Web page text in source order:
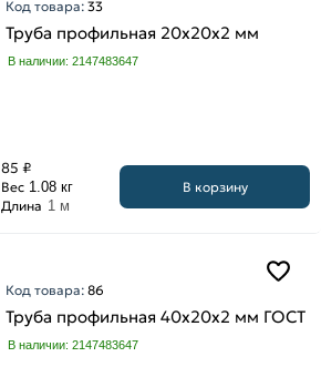
Код товара:33
Труба профильная 20х20х2 мм
В наличии: 2147483647
85 ₽
Вес 1.08 кг
Длина 1 м
В корзину
Код товара:86
Труба профильная 40х20х2 мм ГОСТ
В наличии: 2147483647